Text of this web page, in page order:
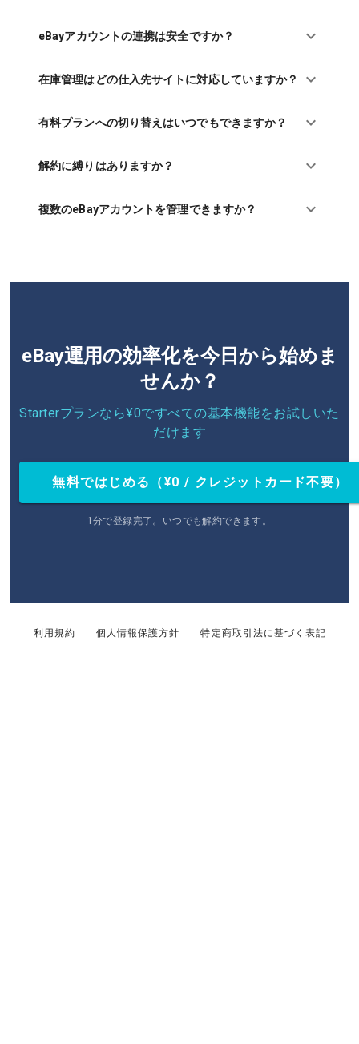
eBayアカウントの連携は安全ですか？
在庫管理はどの仕入先サイトに対応していますか？
有料プランへの切り替えはいつでもできますか？
解約に縛りはありますか？
複数のeBayアカウントを管理できますか？
eBay運用の効率化を今日から始めま
せんか？
Starterプランなら¥0ですべての基本機能をお試しいた
だけます
無料ではじめる（¥0 / クレジットカード不要）
1分で登録完了。いつでも解約できます。
利用規約 個人情報保護方針 特定商取引法に基づく表記